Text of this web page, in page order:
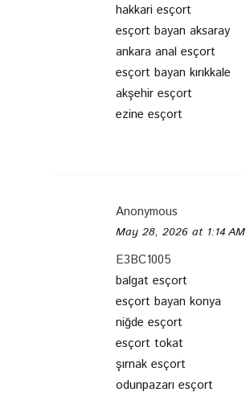
hakkari esçort
esçort bayan aksaray
ankara anal esçort
esçort bayan kırıkkale
akşehir esçort
ezine esçort
Anonymous
May 28, 2026 at 1:14 AM
E3BC1005
balgat esçort
esçort bayan konya
niğde esçort
esçort tokat
şırnak esçort
odunpazarı esçort